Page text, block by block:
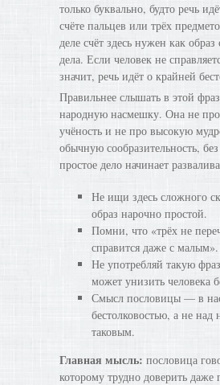
только буквально, будто речь
счёте пальцев или трёх
деле счёт здесь нужен как образ
дела. Если человек не
значит, речь идёт о крайней
Правильнее слышать в этой
народную насмешку. Она не
учёность и не про высокую
обычную сообразительность,
простое дело начинает
Не ищи здесь сложного
образ нарочно простой.
Помни, что «трёх не
справится даже с малым».
Не употребляй такую
может унизить человека
Смысл пословицы — в
бестолковостью, а не над
таковым.
Главная мысль: пословица
которому трудно доверить даже